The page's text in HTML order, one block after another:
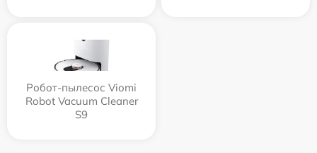
Робот-пылесос Viomi
Robot Vacuum Cleaner
S9